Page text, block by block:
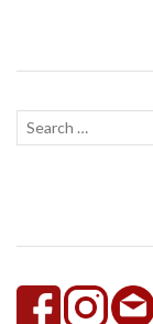
Recherche